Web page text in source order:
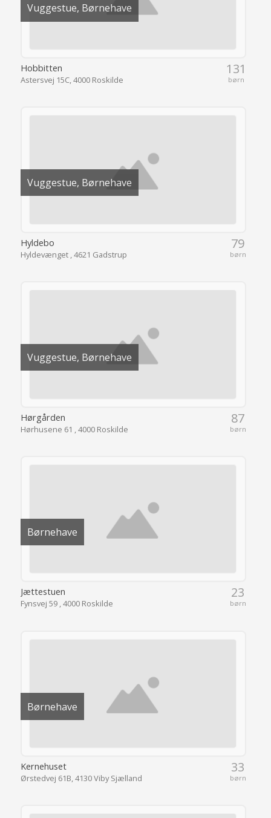
Vuggestue, Børnehave
131
børn
Hobbitten
Astersvej 15C, 4000 Roskilde
Vuggestue, Børnehave
79
børn
Hyldebo
Hyldevænget , 4621 Gadstrup
Vuggestue, Børnehave
87
børn
Hørgården
Hørhusene 61 , 4000 Roskilde
Børnehave
23
børn
Jættestuen
Fynsvej 59 , 4000 Roskilde
Børnehave
33
børn
Kernehuset
Ørstedvej 61B, 4130 Viby Sjælland